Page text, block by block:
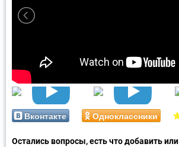
Вконтакте Одноклассники
Остались вопросы, есть что добавить